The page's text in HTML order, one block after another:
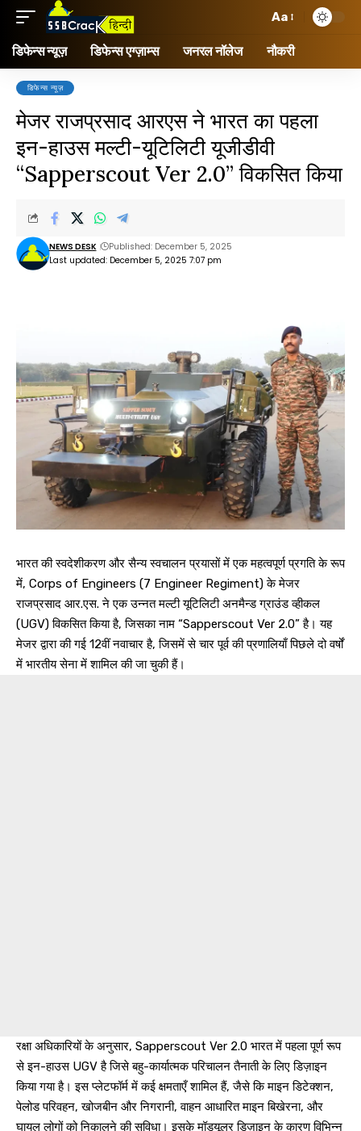
Aa
डिफेन्स न्यूज़ डिफेन्स एग्ज़ाम्स जनरल नॉलेज नौकरी
डिफेन्स न्यूज़
मेजर राजप्रसाद आरएस ने भारत का पहला
इन-हाउस मल्टी-यूटिलिटी यूजीडीवी
“Sapperscout Ver 2.0” विकसित किया
Last updated: December 5, 2025 7:07 pm
NEWS DESK Published: December 5, 2025
भारत की स्वदेशीकरण और सैन्य स्वचालन प्रयासों में एक महत्वपूर्ण प्रगति के रूप
में, Corps of Engineers (7 Engineer Regiment) के मेजर
राजप्रसाद आर.एस. ने एक उन्नत मल्टी यूटिलिटी अनमैन्ड ग्राउंड व्हीकल
(UGV) विकसित किया है, जिसका नाम “Sapperscout Ver 2.0” है। यह
मेजर द्वारा की गई 12वीं नवाचार है, जिसमें से चार पूर्व की प्रणालियाँ पिछले दो वर्षों
में भारतीय सेना में शामिल की जा चुकी हैं।
रक्षा अधिकारियों के अनुसार, Sapperscout Ver 2.0 भारत में पहला पूर्ण रूप
से इन-हाउस UGV है जिसे बहु-कार्यात्मक परिचालन तैनाती के लिए डिज़ाइन
किया गया है। इस प्लेटफॉर्म में कई क्षमताएँ शामिल हैं, जैसे कि माइन डिटेक्शन,
पेलोड परिवहन, खोजबीन और निगरानी, वाहन आधारित माइन बिखेरना, और
घायल लोगों को निकालने की सुविधा। इसके मॉड्यूलर डिज़ाइन के कारण विभिन्न